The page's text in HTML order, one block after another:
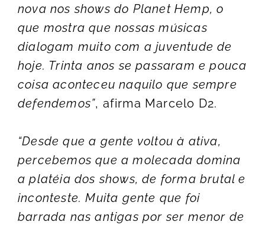
nova nos shows do Planet Hemp, o
que mostra que nossas músicas
dialogam muito com a juventude de
hoje. Trinta anos se passaram e pouca
coisa aconteceu naquilo que sempre
defendemos”, afirma Marcelo D2.
“Desde que a gente voltou à ativa,
percebemos que a molecada domina
a platéia dos shows, de forma brutal e
inconteste. Muita gente que foi
barrada nas antigas por ser menor de